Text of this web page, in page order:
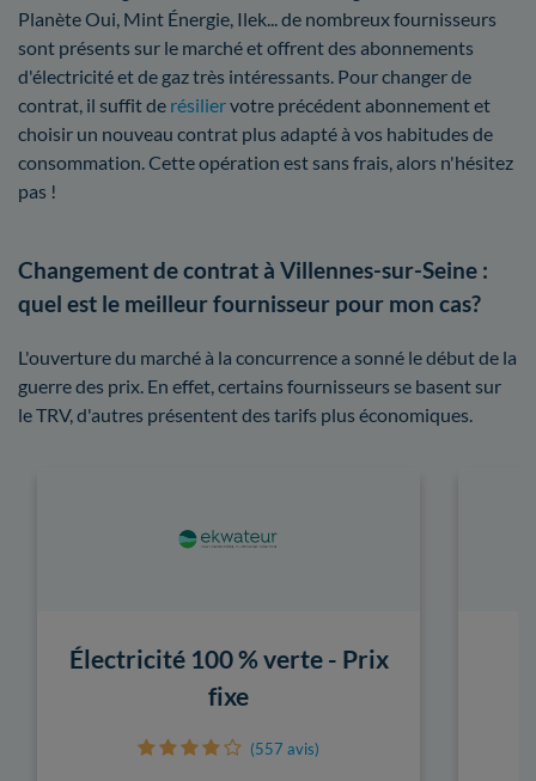
Planète Oui, Mint Énergie, Ilek... de nombreux fournisseurs
sont présents sur le marché et offrent des abonnements
d'électricité et de gaz très intéressants. Pour changer de
contrat, il suffit de résiliervotre précédent abonnement et
choisir un nouveau contrat plus adapté à vos habitudes de
consommation. Cette opération est sans frais, alors n'hésitez
pas !
Changement de contrat à Villennes-sur-Seine :
quel est le meilleur fournisseur pour mon cas?
L'ouverture du marché à la concurrence a sonné le début de la
guerre des prix. En effet, certains fournisseurs se basent sur
le TRV, d'autres présentent des tarifs plus économiques.
Électricité 100 % verte - Prix
fixe
(557 avis)